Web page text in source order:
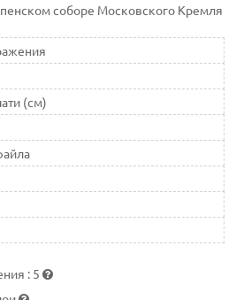
соборе Московского Кремля
(см)
: 5